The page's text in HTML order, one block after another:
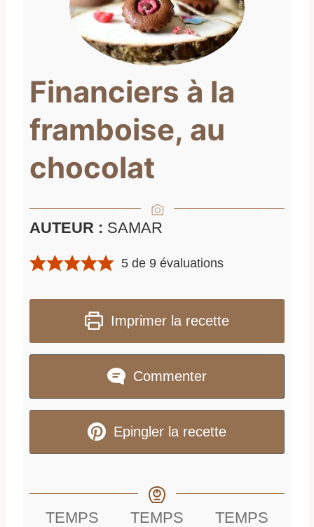
Financiers à la
framboise, au
chocolat
AUTEUR : SAMAR
5 de9 évaluations
Imprimer la recette
Commenter
Epingler la recette
TEMPS
TEMPS
TEMPS